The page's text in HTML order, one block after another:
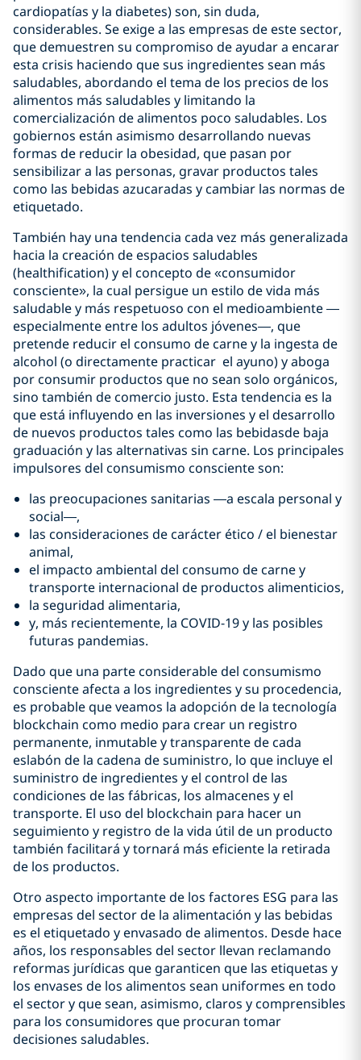
cardiopatías y la diabetes) son, sin duda,
considerables. Se exige a las empresas de este sector,
que demuestren su compromiso de ayudar a encarar
esta crisis haciendo que sus ingredientes sean más
saludables, abordando el tema de los precios de los
alimentos más saludables y limitando la
comercialización de alimentos poco saludables. Los
gobiernos están asimismo desarrollando nuevas
formas de reducir la obesidad, que pasan por
sensibilizar a las personas, gravar productos tales
como las bebidas azucaradas y cambiar las normas de
etiquetado.
También hay una tendencia cada vez más generalizada
hacia la creación de espacios saludables
(healthification) y el concepto de «consumidor
consciente», la cual persigue un estilo de vida más
saludable y más respetuoso con el medioambiente —
especialmente entre los adultos jóvenes—, que
pretende reducir el consumo de carne y la ingesta de
alcohol (o directamente practicar el ayuno) y aboga
por consumir productos que no sean solo orgánicos,
sino también de comercio justo. Esta tendencia es la
que está influyendo en las inversiones y el desarrollo
de nuevos productos tales como las bebidasde baja
graduación y las alternativas sin carne. Los principales
impulsores del consumismo consciente son:
las preocupaciones sanitarias —a escala personal y
social—,
las consideraciones de carácter ético / el bienestar
animal,
el impacto ambiental del consumo de carne y
transporte internacional de productos alimenticios,
la seguridad alimentaria,
y, más recientemente, la COVID-19 y las posibles
futuras pandemias.
Dado que una parte considerable del consumismo
consciente afecta a los ingredientes y su procedencia,
es probable que veamos la adopción de la tecnología
blockchain como medio para crear un registro
permanente, inmutable y transparente de cada
eslabón de la cadena de suministro, lo que incluye el
suministro de ingredientes y el control de las
condiciones de las fábricas, los almacenes y el
transporte. El uso del blockchain para hacer un
seguimiento y registro de la vida útil de un producto
también facilitará y tornará más eficiente la retirada
de los productos.
Otro aspecto importante de los factores ESG para las
empresas del sector de la alimentación y las bebidas
es el etiquetado y envasado de alimentos. Desde hace
años, los responsables del sector llevan reclamando
reformas jurídicas que garanticen que las etiquetas y
los envases de los alimentos sean uniformes en todo
el sector y que sean, asimismo, claros y comprensibles
para los consumidores que procuran tomar
decisiones saludables.